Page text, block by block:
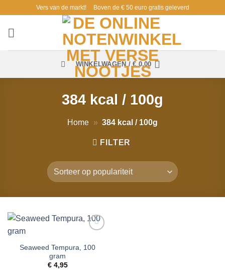
inhoud
Vers van de markt! Boven de € 50 euro gratis geleverd
WINKELWAGEN /€ 0,00
384 kcal / 100g
Home » 384 kcal / 100g
FILTER
aan
verlanglijst
Seaweed Tempura, 100
gram
€4,95